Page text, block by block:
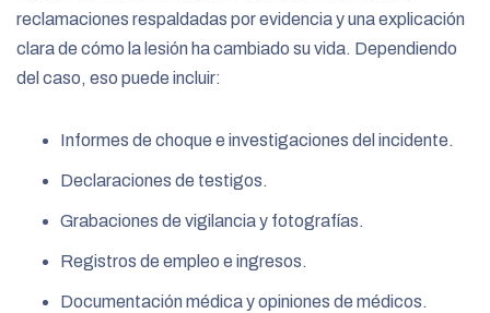
reclamaciones respaldadas por evidencia y una explicación
clara de cómo la lesión ha cambiado su vida. Dependiendo
del caso, eso puede incluir:
Informes de choque e investigaciones del incidente.
Declaraciones de testigos.
Grabaciones de vigilancia y fotografías.
Registros de empleo e ingresos.
Documentación médica y opiniones de médicos.